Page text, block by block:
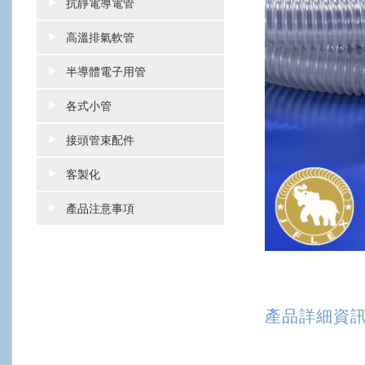
抗靜電導電管
高溫排氣軟管
半導體電子用管
各式小管
接頭管束配件
客製化
產品注意事項
產品詳細資